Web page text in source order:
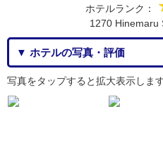
ホテルランク：
1270 Hinemaru
▼ ホテルの写真・評価
写真をタップすると拡大表示します